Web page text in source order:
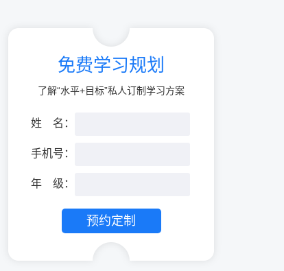
免费学习规划
了解“水平+目标”私人订制学习方案
姓 名：
手机号：
年 级：
预约定制